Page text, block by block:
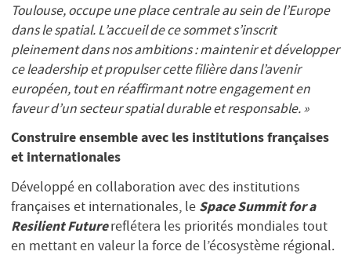
Toulouse, occupe une place centrale au sein de l’Europe
dans le spatial. L’accueil de ce sommet s’inscrit
pleinement dans nos ambitions : maintenir et développer
ce leadership et propulser cette filière dans l’avenir
européen, tout en réaffirmant notre engagement en
faveur d’un secteur spatial durable et responsable. »
Construire ensemble avec les institutions françaises
et internationales
Développé en collaboration avec des institutions
françaises et internationales, le Space Summit for a
Resilient Futurereflétera les priorités mondiales tout
en mettant en valeur la force de l’écosystème régional.